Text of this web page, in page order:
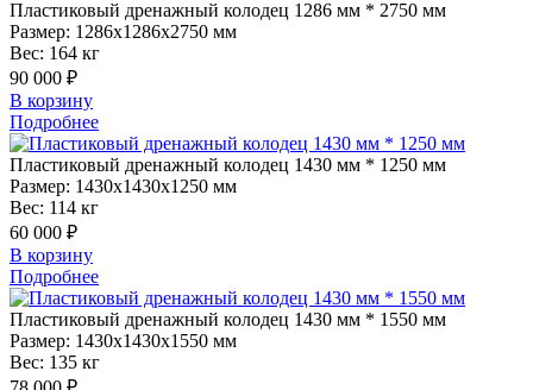
Пластиковый дренажный колодец 1286 мм * 2750 мм
Размер: 1286x1286x2750 мм
Вес: 164 кг
90 000 ₽
В корзину
Подробнее
Пластиковый дренажный колодец 1430 мм * 1250 мм
Размер: 1430x1430x1250 мм
Вес: 114 кг
60 000 ₽
В корзину
Подробнее
Пластиковый дренажный колодец 1430 мм * 1550 мм
Размер: 1430x1430x1550 мм
Вес: 135 кг